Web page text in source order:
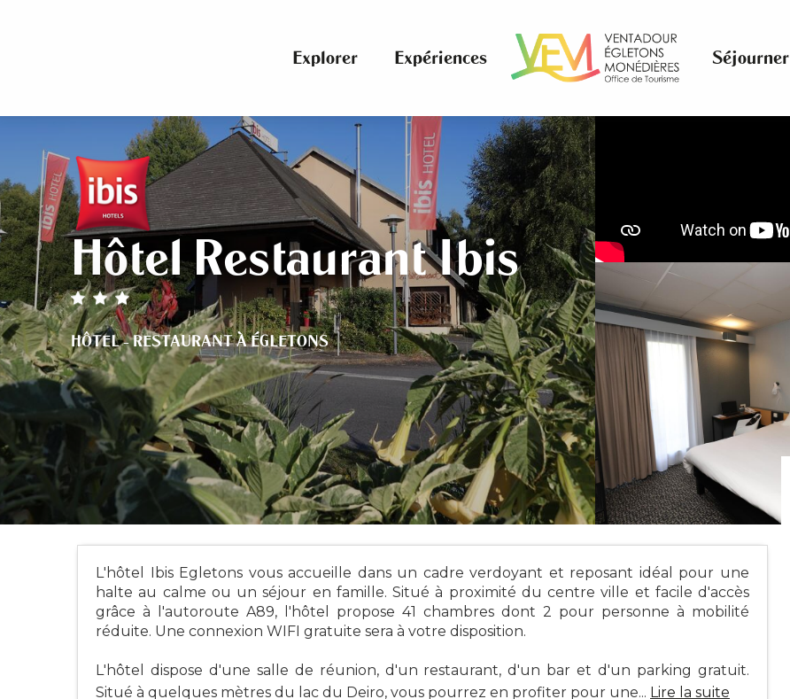
Explorer
Expériences Séjourner
Hôtel Restaurant Ibis
HÔTEL - RESTAURANT À ÉGLETONS
L'hôtel Ibis Egletons vous accueille dans un cadre verdoyant et reposant idéal pour une
halte au calme ou un séjour en famille. Situé à proximité du centre ville et facile d'accès
grâce à l'autoroute A89, l'hôtel propose 41 chambres dont 2 pour personne à mobilité
réduite. Une connexion WIFI gratuite sera à votre disposition.
L'hôtel dispose d'une salle de réunion, d'un restaurant, d'un bar et d'un parking gratuit.
Situé à quelques mètres du lac du Deiro, vous pourrez en profiter pour une... Lire la suite